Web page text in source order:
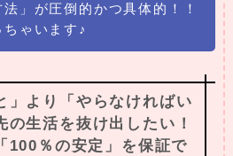
法」が圧倒的かつ具体的！！
ちゃいます♪
より「やらなければい
の生活を抜け出したい！
％の安定」を保証で